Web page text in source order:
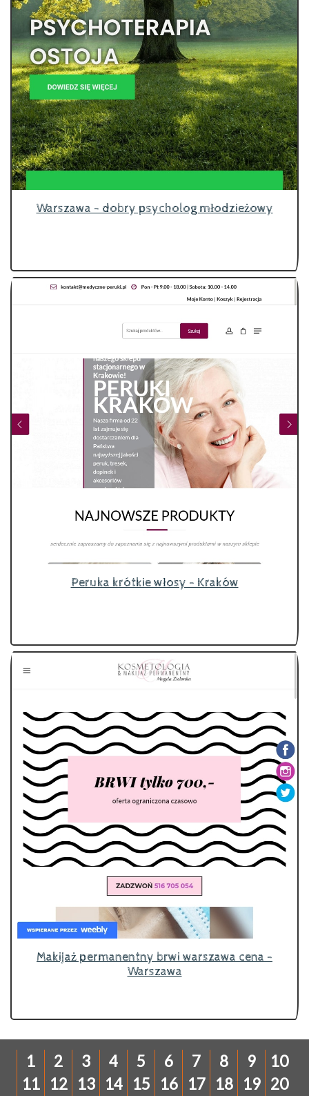
Warszawa - dobry psycholog młodzieżowy
Peruka krótkie włosy - Kraków
Makijaż permanentny brwi warszawa cena -
Warszawa
1 2 3 4 5 6 7 8 9
10
11
12 13 14 15 16 17 18 19 20